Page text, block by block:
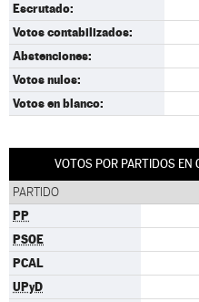
Escrutado:
Votos contabilizados:
Abstenciones:
Votos nulos:
Votos en blanco:
VOTOS POR PARTIDOS EN
PARTIDO
PP
PSOE
PCAL
UPyD